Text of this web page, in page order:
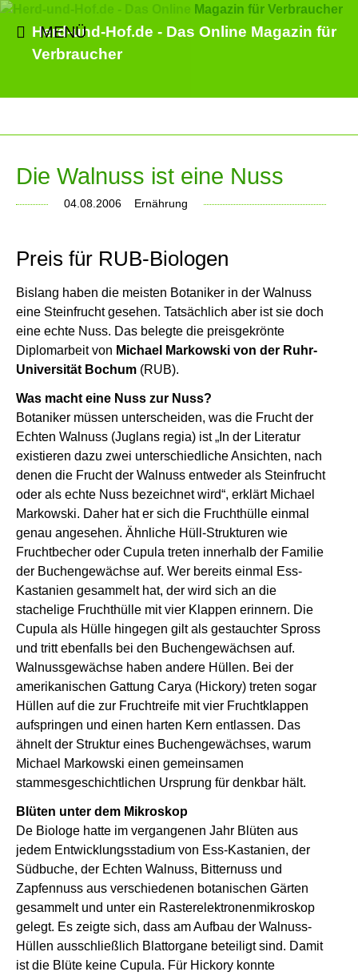
Herd-und-Hof.de - Das Online Magazin für
Verbraucher
MENÜ
Die Walnuss ist eine Nuss
04.08.2006 Ernährung
Preis für RUB-Biologen
Bislang haben die meisten Botaniker in der Walnuss
eine Steinfrucht gesehen. Tatsächlich aber ist sie doch
eine echte Nuss. Das belegte die preisgekrönte
Diplomarbeit von Michael Markowski von der Ruhr-
Universität Bochum (RUB).
Was macht eine Nuss zur Nuss?
Botaniker müssen unterscheiden, was die Frucht der
Echten Walnuss (Juglans regia) ist „In der Literatur
existieren dazu zwei unterschiedliche Ansichten, nach
denen die Frucht der Walnuss entweder als Steinfrucht
oder als echte Nuss bezeichnet wird“, erklärt Michael
Markowski. Daher hat er sich die Fruchthülle einmal
genau angesehen. Ähnliche Hüll-Strukturen wie
Fruchtbecher oder Cupula treten innerhalb der Familie
der Buchengewächse auf. Wer bereits einmal Ess-
Kastanien gesammelt hat, der wird sich an die
stachelige Fruchthülle mit vier Klappen erinnern. Die
Cupula als Hülle hingegen gilt als gestauchter Spross
und tritt ebenfalls bei den Buchengewächsen auf.
Walnussgewächse haben andere Hüllen. Bei der
amerikanischen Gattung Carya (Hickory) treten sogar
Hüllen auf die zur Fruchtreife mit vier Fruchtklappen
aufspringen und einen harten Kern entlassen. Das
ähnelt der Struktur eines Buchengewächses, warum
Michael Markowski einen gemeinsamen
stammesgeschichtlichen Ursprung für denkbar hält.
Blüten unter dem Mikroskop
De Biologe hatte im vergangenen Jahr Blüten aus
jedem Entwicklungsstadium von Ess-Kastanien, der
Südbuche, der Echten Walnuss, Bitternuss und
Zapfennuss aus verschiedenen botanischen Gärten
gesammelt und unter ein Rasterelektronenmikroskop
gelegt. Es zeigte sich, dass am Aufbau der Walnuss-
Hüllen ausschließlich Blattorgane beteiligt sind. Damit
ist die Blüte keine Cupula. Für Hickory konnte